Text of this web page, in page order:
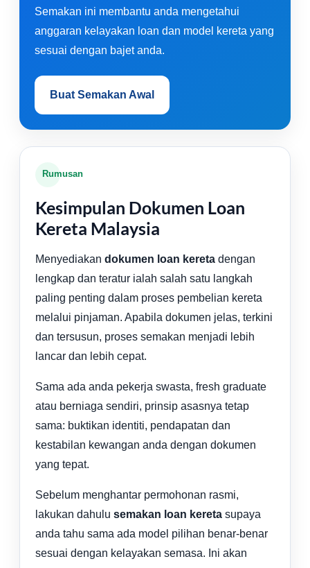
Semakan ini membantu anda mengetahui
anggaran kelayakan loan dan model kereta yang
sesuai dengan bajet anda.
Buat Semakan Awal
Rumusan
Kesimpulan Dokumen Loan
Kereta Malaysia
Menyediakan dokumen loan keretadengan
lengkap dan teratur ialah salah satu langkah
paling penting dalam proses pembelian kereta
melalui pinjaman. Apabila dokumen jelas, terkini
dan tersusun, proses semakan menjadi lebih
lancar dan lebih cepat.
Sama ada anda pekerja swasta, fresh graduate
atau berniaga sendiri, prinsip asasnya tetap
sama: buktikan identiti, pendapatan dan
kestabilan kewangan anda dengan dokumen
yang tepat.
Sebelum menghantar permohonan rasmi,
lakukan dahulu semakan loan keretasupaya
anda tahu sama ada model pilihan benar-benar
sesuai dengan kelayakan semasa. Ini akan